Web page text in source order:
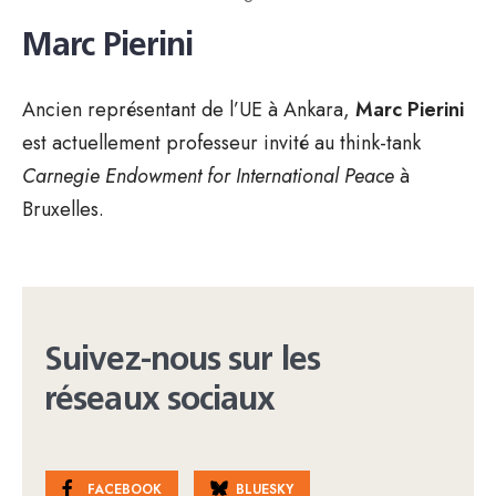
Marc Pierini
Ancien représentant de l’UE à Ankara, Marc Pierini
est actuellement professeur invité au think-tank
Carnegie Endowment for International Peaceà
Bruxelles.
Suivez-nous sur les
réseaux sociaux
FACEBOOK BLUESKY